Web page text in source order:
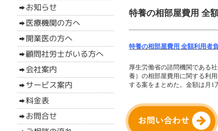
特養の相部屋費用 全
特養の相部屋費用 全額利用者
厚生労働省の諮問機関である
養）の相部屋費用に関する利
する案をまとめた。金額は月1